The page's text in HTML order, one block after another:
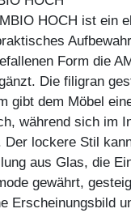
HOCH ist ein
Form die
Die filigran
gibt dem Möbel
während sich im
Der lockere Stil
aus Glas, die
gewährt,
Erscheinungsbild